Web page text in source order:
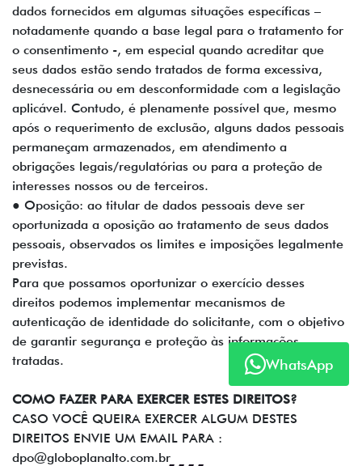
dados fornecidos em algumas situações específicas –
notadamente quando a base legal para o tratamento for
o consentimento -, em especial quando acreditar que
seus dados estão sendo tratados de forma excessiva,
desnecessária ou em desconformidade com a legislação
aplicável. Contudo, é plenamente possível que, mesmo
após o requerimento de exclusão, alguns dados pessoais
permaneçam armazenados, em atendimento a
obrigações legais/regulatórias ou para a proteção de
interesses nossos ou de terceiros.
● Oposição: ao titular de dados pessoais deve ser
oportunizada a oposição ao tratamento de seus dados
pessoais, observados os limites e imposições legalmente
previstas.
Para que possamos oportunizar o exercício desses
direitos podemos implementar mecanismos de
autenticação de identidade do solicitante, com o objetivo
de garantir segurança e proteção às informações
tratadas.
COMO FAZER PARA EXERCER ESTES DIREITOS?
CASO VOCÊ QUEIRA EXERCER ALGUM DESTES
DIREITOS ENVIE UM EMAIL PARA :
dpo@globoplanalto.com.br
WhatsApp